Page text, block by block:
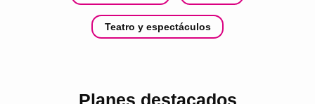
Teatro y espectáculos
Planes destacados